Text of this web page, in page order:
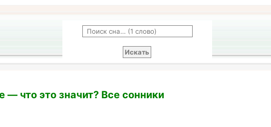
— что это значит? Все сонники